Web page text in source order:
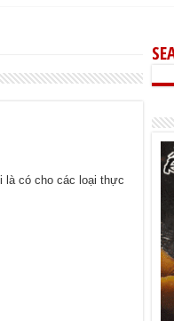
là có cho các loại thực